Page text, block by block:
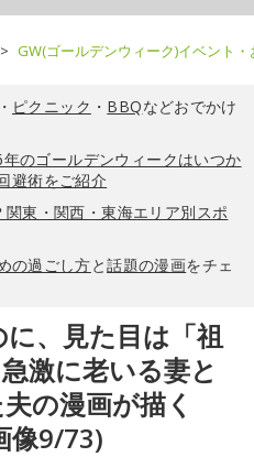
GW(ゴールデンウィーク)イベント
・ ピクニック ・ BBQなどおでかけ
年のゴールデンウィークはいつか
避術をご紹介
東・関西・東海エリア別スポ
の過ごし方と話題の漫画をチェ
、見た目は「祖
激に老いる妻と
の漫画が描く
像9/73)